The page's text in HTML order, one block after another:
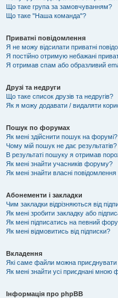
Що таке група за замовчуванням?
Що таке "Наша команда"?
Приватні повідомлення
Я не можу відсилати приватні
Я постійно отримую небажані
Я отримав спам або образливий
Друзі та недруги
Що таке список друзів та недругів?
Як я можу додавати / видаляти
Пошук по форумах
Як мені здійснити пошук на форумі?
Чому мій пошук не дає результатів?
В результаті пошуку я отримав
Як мені знайти учасників форуму?
Як мені знайти власні
Абонементи і закладки
Чим закладки відрізняються від
Як мені зробити закладку або
Як мені підписатись на певний
Як мені відмовитись від підписки?
Вкладення
Які саме файли можна
Як мені знайти усі приєднані мною
Інформація про phpBB